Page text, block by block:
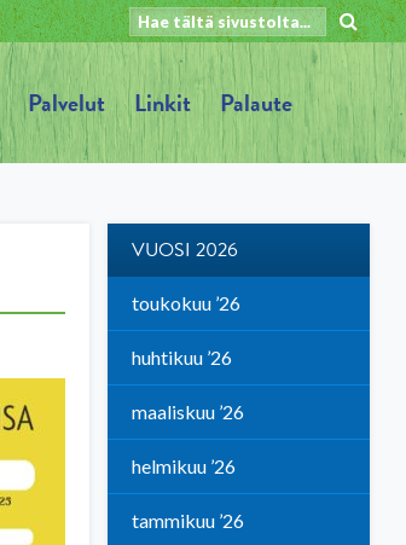
Palvelut Linkit Palaute
VUOSI 2026
toukokuu ’26
huhtikuu ’26
maaliskuu ’26
helmikuu ’26
tammikuu ’26